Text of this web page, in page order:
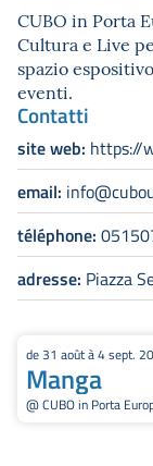
CUBO in Porta
Cultura e Live
spazio
eventi.
Contatti
site web: https://
email:
téléphone:
adresse: Piazza
de 31 août à 4 sept.
Manga
@ CUBO in Porta